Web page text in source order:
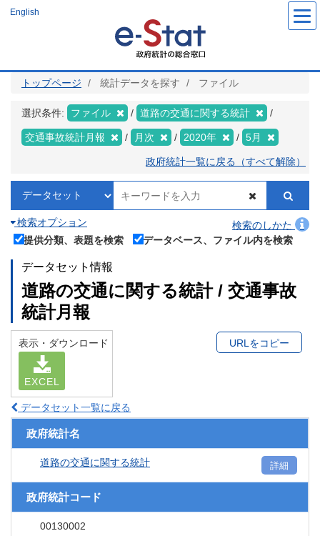
ツ
English
トップページ 統計データを探す ファイル
選択条件: ファイル 道路の交通に関する統計
交通事故統計月報 月次 2020年 5月
政府統計一覧に戻る（すべて解除）
検索オプション
検索のしかた
提供分類、表題を検索
データベース、ファイル内を検索
データセット情報
道路の交通に関する統計 / 交通事故
統計月報
表示・ダウンロード
EXCEL
URLをコピー
データセット一覧に戻る
政府統計名
道路の交通に関する統計 詳細
政府統計コード
00130002